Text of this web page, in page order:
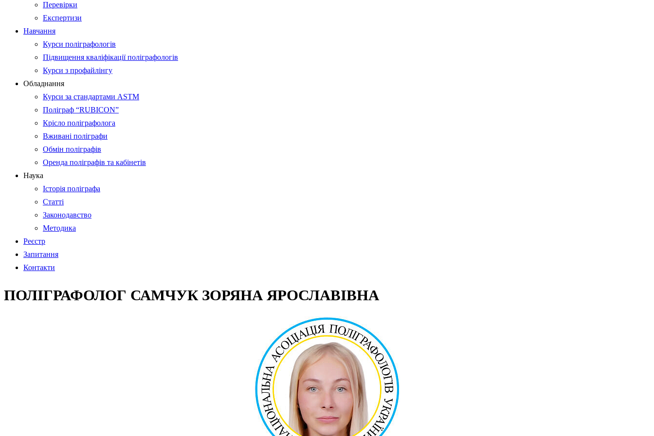
Перевірки
Експертизи
Навчання
Курси поліграфологів
Підвищення кваліфікації поліграфологів
Курси з профайлінгу
Обладнання
Курси за стандартами ASTM
Поліграф “RUBICON”
Крісло поліграфолога
Вживані поліграфи
Обмін поліграфів
Оренда поліграфів та кабінетів
Наука
Історія поліграфа
Статті
Законодавство
Методика
Реєстр
Запитання
Контакти
ПОЛІГРАФОЛОГ САМЧУК ЗОРЯНА ЯРОСЛАВІВНА